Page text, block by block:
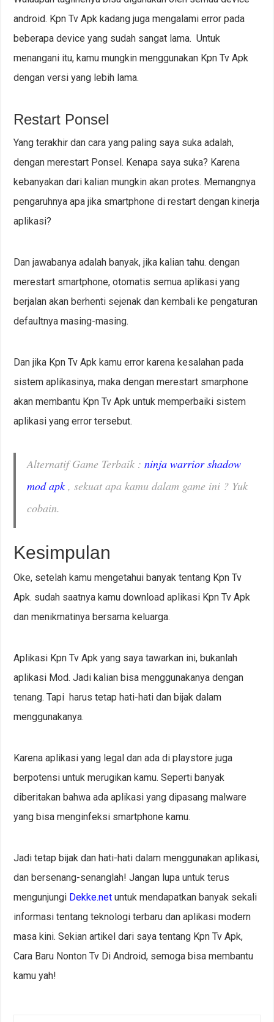
android. Kpn Tv Apk kadang juga mengalami error pada
beberapa device yang sudah sangat lama. Untuk
menangani itu, kamu mungkin menggunakan Kpn Tv Apk
dengan versi yang lebih lama.
Restart Ponsel
Yang terakhir dan cara yang paling saya suka adalah,
dengan merestart Ponsel. Kenapa saya suka? Karena
kebanyakan dari kalian mungkin akan protes. Memangnya
pengaruhnya apa jika smartphone di restart dengan kinerja
aplikasi?
Dan jawabanya adalah banyak, jika kalian tahu. dengan
merestart smartphone, otomatis semua aplikasi yang
berjalan akan berhenti sejenak dan kembali ke pengaturan
defaultnya masing-masing.
Dan jika Kpn Tv Apk kamu error karena kesalahan pada
sistem aplikasinya, maka dengan merestart smarphone
akan membantu Kpn Tv Apk untuk memperbaiki sistem
aplikasi yang error tersebut.
Alternatif Game Terbaik :ninja warrior shadow
mod apk , sekuat apa kamu dalam game ini ? Yuk
cobain.
Kesimpulan
Oke, setelah kamu mengetahui banyak tentang Kpn Tv
Apk. sudah saatnya kamu download aplikasi Kpn Tv Apk
dan menikmatinya bersama keluarga.
Aplikasi Kpn Tv Apk yang saya tawarkan ini, bukanlah
aplikasi Mod. Jadi kalian bisa menggunakanya dengan
tenang. Tapi harus tetap hati-hati dan bijak dalam
menggunakanya.
Karena aplikasi yang legal dan ada di playstore juga
berpotensi untuk merugikan kamu. Seperti banyak
diberitakan bahwa ada aplikasi yang dipasang malware
yang bisa menginfeksi smartphone kamu.
Jadi tetap bijak dan hati-hati dalam menggunakan aplikasi,
dan bersenang-senanglah! Jangan lupa untuk terus
mengunjungi Dekke.net untuk mendapatkan banyak sekali
informasi tentang teknologi terbaru dan aplikasi modern
masa kini. Sekian artikel dari saya tentang Kpn Tv Apk,
Cara Baru Nonton Tv Di Android, semoga bisa membantu
kamu yah!